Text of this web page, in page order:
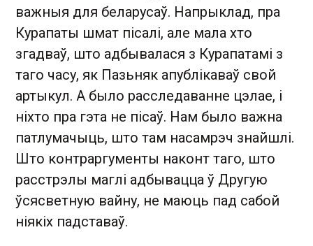
важныя для беларусаў. Напрыклад, пра
Курапаты шмат пісалі, але мала хто
згадваў, што адбывалася з Курапатамі з
таго часу, як Пазьняк апублікаваў свой
артыкул. А было расследаванне цэлае, і
ніхто пра гэта не пісаў. Нам было важна
патлумачыць, што там насамрэч знайшлі.
Што контраргументы наконт таго, што
расстрэлы маглі адбывацца ў Другую
ўсясветную вайну, не маюць пад сабой
ніякіх падставаў.